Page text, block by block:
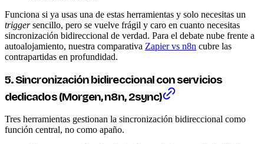
Funciona si ya usas una de estas herramientas y solo necesitas un
triggersencillo, pero se vuelve frágil y caro en cuanto necesitas
sincronización bidireccional de verdad. Para el debate nube frente a
autoalojamiento, nuestra comparativa Zapier vs n8n cubre las
contrapartidas en profundidad.
5. Sincronización bidireccional con servicios
dedicados (Morgen, n8n, 2sync)
Tres herramientas gestionan la sincronización bidireccional como
función central, no como apaño.